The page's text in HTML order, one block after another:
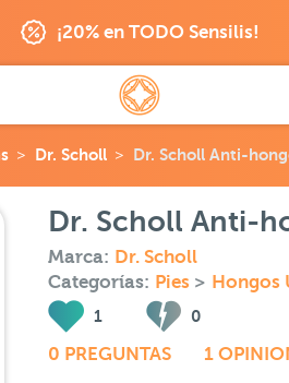
¡20% en TODO Sensilis!
Dr. Scholl Dr. Scholl Anti-
Dr. Scholl Anti-
Marca: Dr. Scholl
Categorías: Pies > Hongos
1 0
0 PREGUNTAS 1